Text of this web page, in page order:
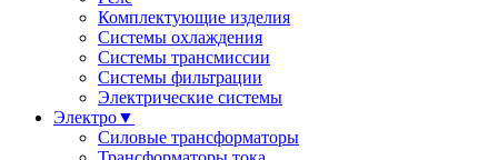
Комплектующие изделия
Системы охлаждения
Системы трансмиссии
Системы фильтрации
Электрические системы
Электро▼
Силовые трансформаторы